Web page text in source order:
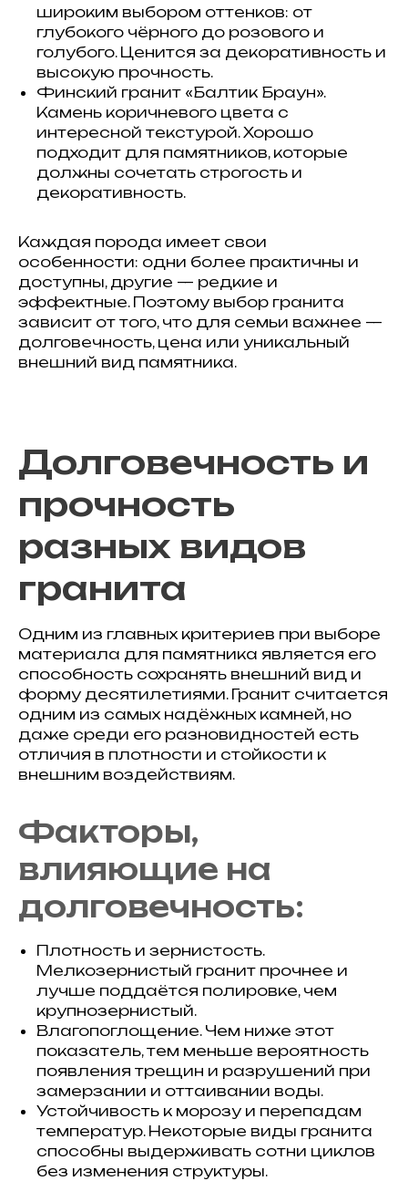
широким выбором оттенков: от
глубокого чёрного до розового и
голубого. Ценится за декоративность и
высокую прочность.
Финский гранит «Балтик Браун».
Камень коричневого цвета с
интересной текстурой. Хорошо
подходит для памятников, которые
должны сочетать строгость и
декоративность.
Каждая порода имеет свои
особенности: одни более практичны и
доступны, другие — редкие и
эффектные. Поэтому выбор гранита
зависит от того, что для семьи важнее —
долговечность, цена или уникальный
внешний вид памятника.
Долговечность и
прочность
разных видов
гранита
Одним из главных критериев при выборе
материала для памятника является его
способность сохранять внешний вид и
форму десятилетиями. Гранит считается
одним из самых надёжных камней, но
даже среди его разновидностей есть
отличия в плотности и стойкости к
внешним воздействиям.
Факторы,
влияющие на
долговечность:
Плотность и зернистость.
Мелкозернистый гранит прочнее и
лучше поддаётся полировке, чем
крупнозернистый.
Влагопоглощение. Чем ниже этот
показатель, тем меньше вероятность
появления трещин и разрушений при
замерзании и оттаивании воды.
Устойчивость к морозу и перепадам
температур. Некоторые виды гранита
способны выдерживать сотни циклов
без изменения структуры.